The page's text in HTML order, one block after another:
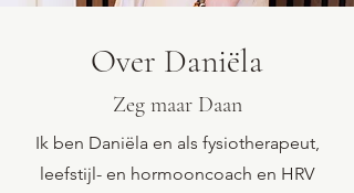
Over Daniëla
Zeg maar Daan
Ik ben Daniëla en als fysiotherapeut,
leefstijl- en hormooncoach en HRV